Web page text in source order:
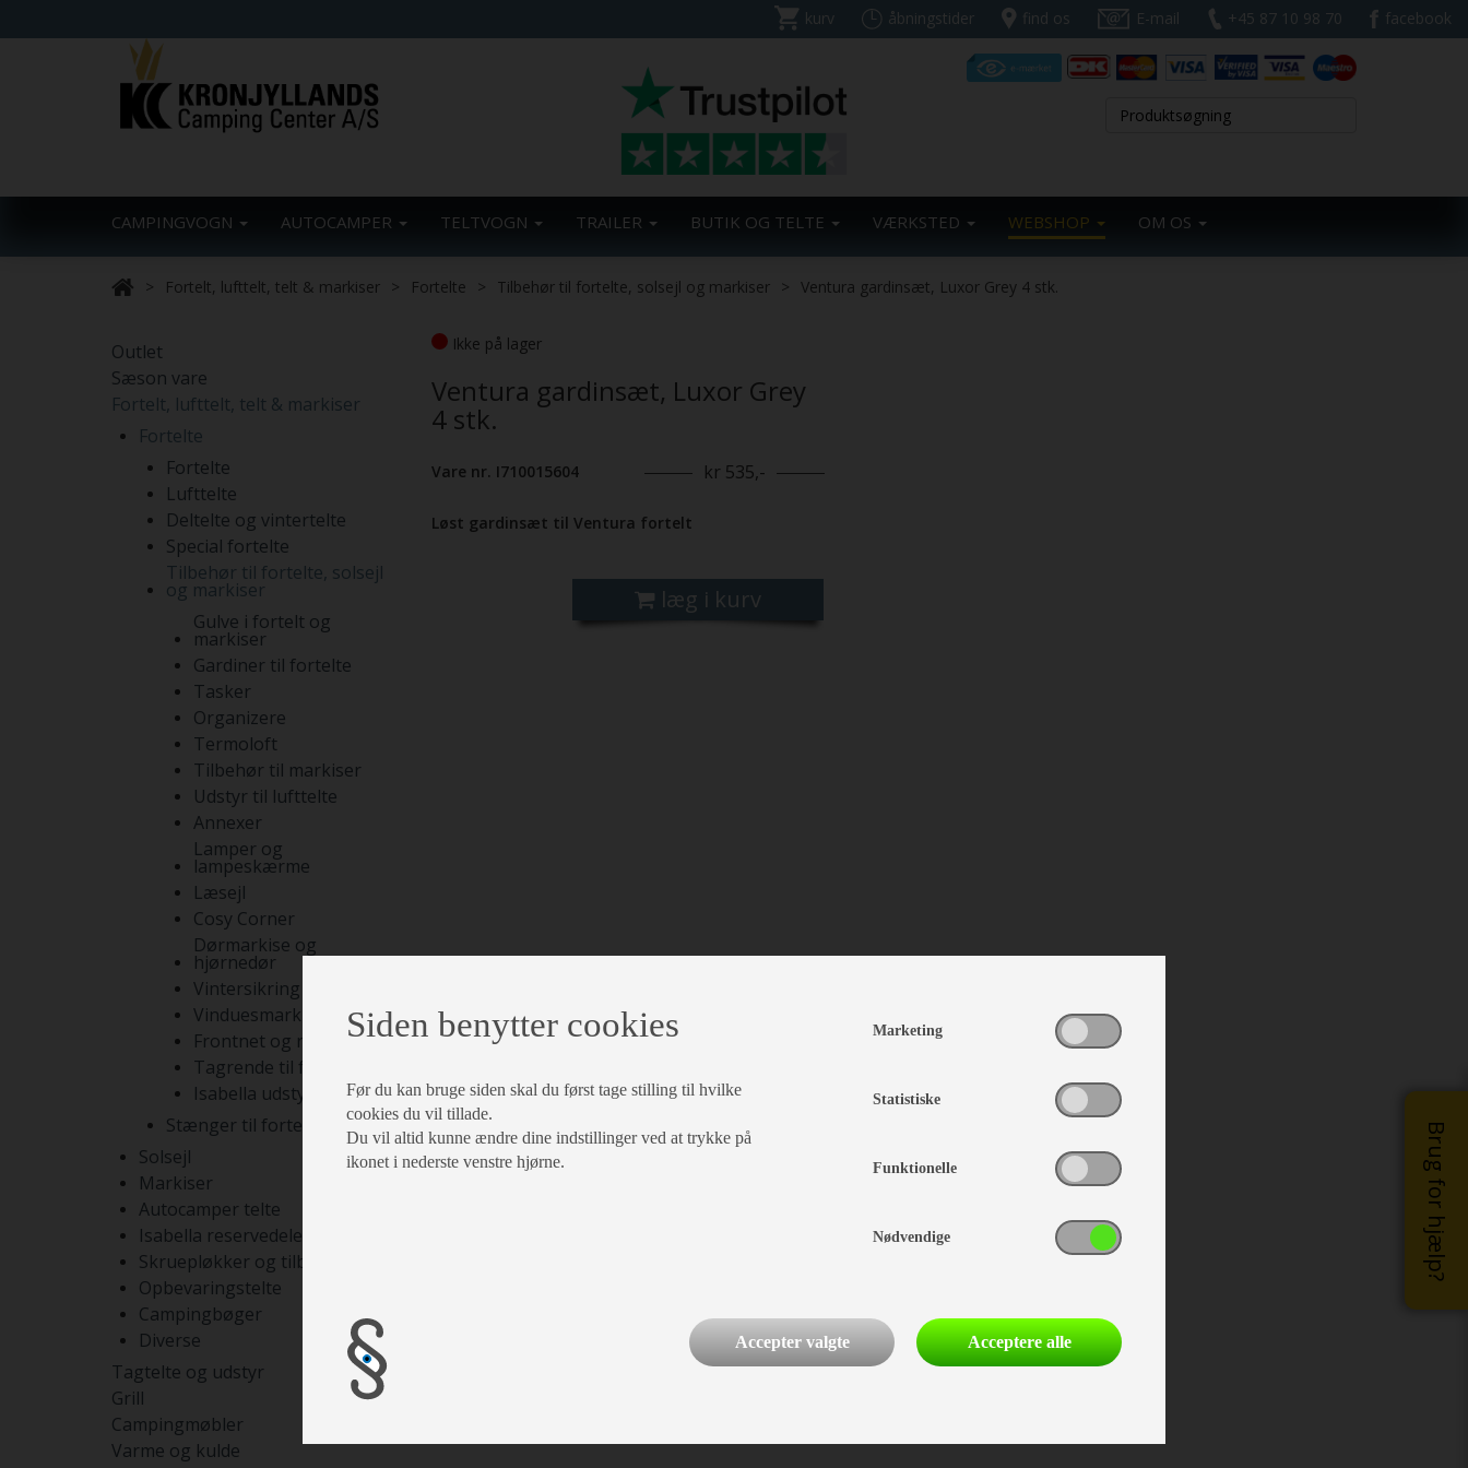
kurv åbningstider find os E-mail +45 87 10 98 70 facebook
CAMPINGVOGN AUTOCAMPER TELTVOGN TRAILER BUTIK OG TELTE VÆRKSTED WEBSHOP OM OS
Brug for hjælp?
Fortelt, lufttelt, telt & markiser Fortelte Tilbehør til fortelte, solsejl og markiser Ventura gardinsæt, Luxor Grey 4 stk.
Outlet
Sæson vare
Fortelt, lufttelt, telt & markiser
Fortelte
Fortelte
Lufttelte
Deltelte og vintertelte
Special fortelte
Tilbehør til fortelte, solsejl
og markiser
Gulve i fortelt og
markiser
Gardiner til fortelte
Tasker
Organizere
Termoloft
Tilbehør til markiser
Udstyr til lufttelte
Annexer
Lamper og
lampeskærme
Læsejl
Cosy Corner
Dørmarkise og
hjørnedør
Vintersikring
Vinduesmarkiser
Frontnet og rumdelere
Tagrende til fortelte
Isabella udstyr
Stænger til fortelte
Solsejl
Markiser
Autocamper telte
Isabella reservedele
Skruepløkker og tilbehør
Opbevaringstelte
Campingbøger
Diverse
Tagtelte og udstyr
Grill
Campingmøbler
Varme og kulde
Ikke på lager
Ventura gardinsæt, Luxor Grey
4 stk.
Vare nr. I710015604 kr 535,-
Løst gardinsæt til Ventura fortelt
læg i kurv
Siden benytter cookies
Før du kan bruge siden skal du først tage stilling til hvilke
cookies du vil tillade.
Du vil altid kunne ændre dine indstillinger ved at trykke på
ikonet i nederste venstre hjørne.
Marketing
Statistiske
Funktionelle
Nødvendige
Accepter valgte Acceptere alle